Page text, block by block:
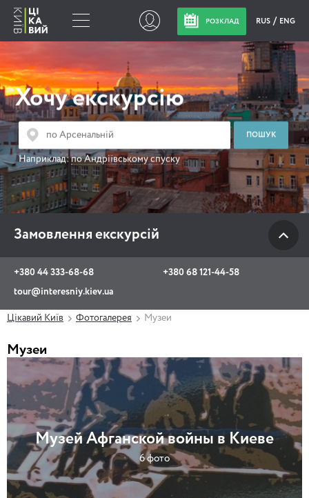
РОЗКЛАД RUS ENG
Хочу екскурсію
Наприклад:по Андріївському спуску
Замовлення екскурсій
+380 44 333-68-68
+380 68 121-44-58
tour@interesniy.kiev.ua
Замовлення
екскурсій
+380 44 333-68-68
+380 68 121-44-58
tour@interesniy.kiev.ua
з 10.00 до 19:30 щоденно
Viber WhatsApp
Цікавий Київ Фотогалерея Музеи
Музеи
Музей Афганской войны в Киеве
6 фото